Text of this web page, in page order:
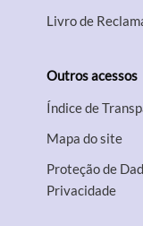
Livro de
Outros acessos
Índice de
Mapa do site
Proteção de
Privacidade